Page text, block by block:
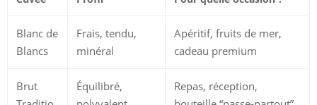
Blanc de
Blancs
Frais, tendu,
minéral
Apéritif, fruits de mer,
cadeau premium
Brut
Équilibré,
Repas, réception,